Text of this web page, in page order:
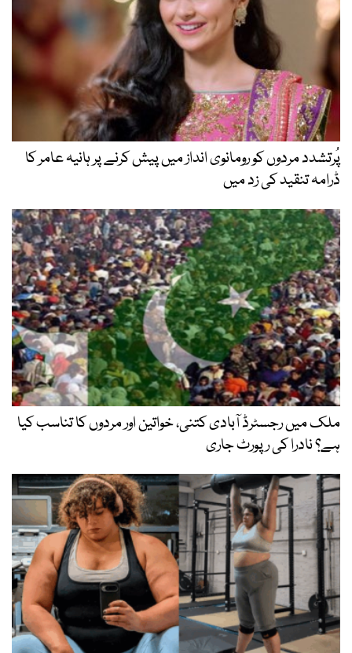
پُرتشدد مردوں کو رومانوی انداز میں پیش کرنے پر ہانیہ عامر کا
ڈرامہ تنقید کی زد میں
ملک میں رجسٹرڈ آبادی کتنی، خواتین اور مردوں کا تناسب کیا
ہے؟ نادرا کی رپورٹ جاری